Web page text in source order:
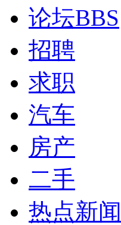
论坛BBS
招聘
求职
汽车
房产
二手
热点新闻